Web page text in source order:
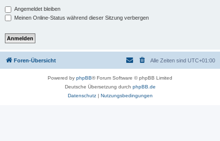
Angemeldet bleiben
Meinen Online-Status während dieser Sitzung verbergen
Foren-Übersicht Alle Zeiten sind UTC+01:00
Powered by phpBB® Forum Software © phpBB Limited
Deutsche Übersetzung durch phpBB.de
Datenschutz| Nutzungsbedingungen